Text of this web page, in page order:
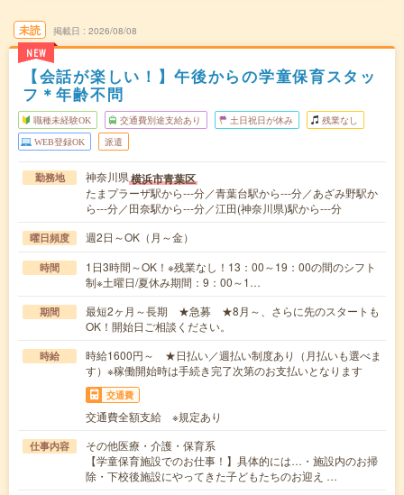
未読
NEW
掲載日 2026/08/08
【会話が楽しい！】午後からの学童保育スタッ
フ＊年齢不問
職種未経験OK 交通費別途支給あり 土日祝日が休み 残業なし
WEB登録OK 派遣
勤務地 神奈川県横浜市青葉区
たまプラーザ駅から---分／青葉台駅から---分／あざみ野駅か
ら---分／田奈駅から---分／江田(神奈川県)駅から---分
曜日頻度 週2日～OK（月～金）
時間
1日3時間～OK！※残業なし！13：00～19：00の間のシフト
制※土曜日/夏休み期間：9：00～1…
期間
最短2ヶ月～長期 ★急募 ★8月～、さらに先のスタートも
OK！開始日ご相談ください。
時給
時給1600円～ ★日払い／週払い制度あり（月払いも選べま
す）※稼働開始時は手続き完了次第のお支払いとなります
交通費
交通費全額支給 ※規定あり
仕事内容
その他医療・介護・保育系
【学童保育施設でのお仕事！】具体的には…・施設内のお掃
除・下校後施設にやってきた子どもたちのお迎え …